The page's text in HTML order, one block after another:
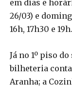
em dias e
26/03) e
16h, 17h30 e 19h.
Já no 1º piso
bilheteria
Aranha; a